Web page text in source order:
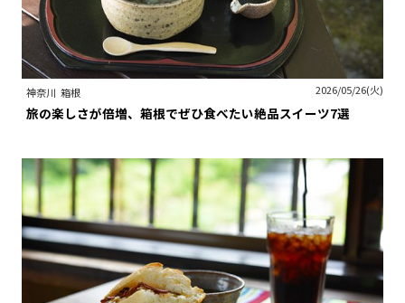
神奈川 箱根 2026/05/26(火)
旅の楽しさが倍増、箱根でぜひ食べたい絶品スイーツ7選